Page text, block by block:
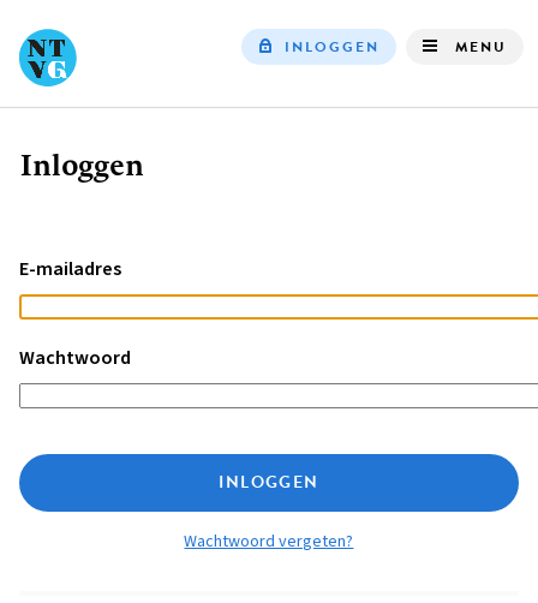
INLOGGEN MENU
Kruimelpad
Inloggen
E-mailadres
Wachtwoord
INLOGGEN
Wachtwoord vergeten?